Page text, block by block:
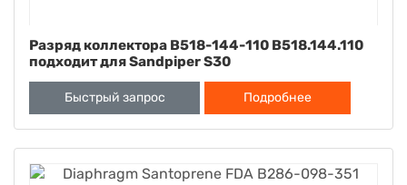
Разряд коллектора B518-144-110 B518.144.110
подходит для Sandpiper S30
Быстрый запрос Подробнее